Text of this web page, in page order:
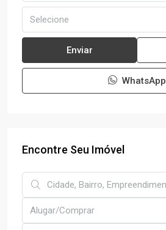
Selecione
Enviar
WhatsApp
Encontre Seu Imóvel
Alugar/Comprar